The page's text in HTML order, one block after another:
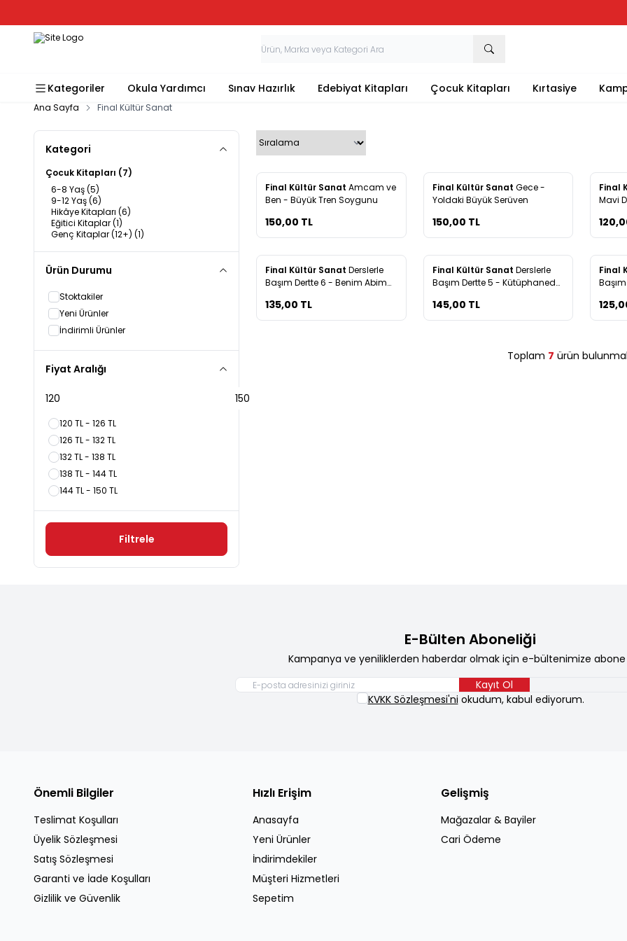
Kategoriler Okula Yardımcı Sınav Hazırlık Edebiyat Kitapları Çocuk Kitapları Kırtasiye
Ana Sayfa Final Kültür Sanat
Kategori
Çocuk Kitapları (7)
6-8 Yaş(5)
9-12 Yaş(6)
Hikâye Kitapları (6)
Eğitici Kitaplar(1)
Genç Kitaplar (12+) (1)
Ürün Durumu
Stoktakiler
Yeni Ürünler
İndirimli Ürünler
Fiyat Aralığı
120 TL - 126 TL
126 TL - 132 TL
132 TL - 138 TL
138 TL - 144 TL
144 TL - 150 TL
Filtrele
Yeni
Favorilere Ekle
Final Kültür Sanat Amcam ve
Ben - Büyük Tren Soygunu
150,00 TL
Yeni
Favorilere Ekle
Final Kültür Sanat Gece -
Yoldaki Büyük Serüven
150,00 TL
Yeni
Final
Mavi
Yeni
Favorilere Ekle
Final Kültür Sanat Derslerle
Başım Dertte 6 - Benim Abim
135,00 TL
Yeni
Favorilere Ekle
Final Kültür Sanat Derslerle
Başım Dertte 5 - Kütüphanede
145,00 TL
Yeni
Final
Toplam 7 ürün
E-Bülten Aboneliği
Kampanya ve yeniliklerden haberdar olmak için e-bültenimize
Kayıt Ol
KVKK Sözleşmesi'ni okudum, kabul ediyorum.
Önemli Bilgiler
Teslimat Koşulları
Üyelik Sözleşmesi
Satış Sözleşmesi
Garanti ve İade Koşulları
Gizlilik ve Güvenlik
Hızlı Erişim
Anasayfa
Yeni Ürünler
İndirimdekiler
Müşteri Hizmetleri
Sepetim
Gelişmiş
Mağazalar & Bayiler
Cari Ödeme